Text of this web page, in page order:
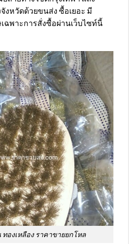
หวัดด้วยขนส่ง ซื้อเยอะ มี
ฉพาะการสั่งซื้อผ่านเว็บไซท์นี้
องเหลือง ราคาขายยกโหล